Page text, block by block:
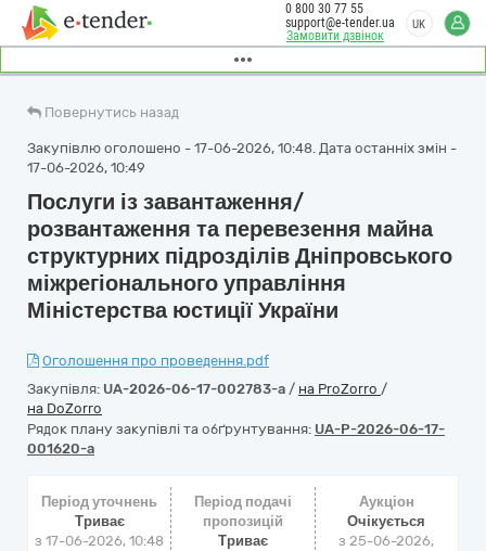
Замовити дзвінок
0 800 30 77 55
support@e-tender.ua
UK
Повернутись назад
Закупівлю оголошено - 17-06-2026, 10:48. Дата останніх змін -
17-06-2026, 10:49
Послуги із завантаження/
розвантаження та перевезення майна
структурних підрозділів Дніпровського
міжрегіонального управління
Міністерства юстиції України
Оголошення про проведення.pdf
Закупівля: UA-2026-06-17-002783-a / на ProZorro /
на DoZorro
Рядок плану закупівлі та обґрунтування: UA-P-2026-06-17-
001620-a
Період уточнень
Триває
з 17-06-2026, 10:48
Період подачі
пропозицій
Триває
Аукціон
Очікується
з25-06-2026,